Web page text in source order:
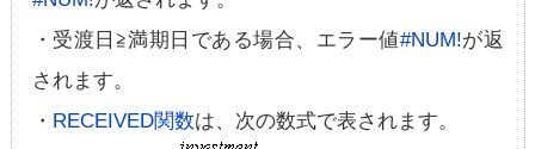
・受渡日≧満期日である場合、エラー値#NUM!が返
されます。
・ RECEIVED関数は、次の数式で表されます。